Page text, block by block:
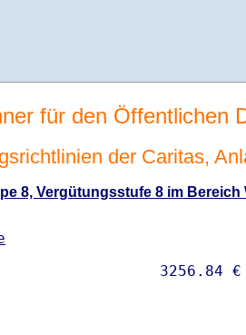
für den Öffentlichen
der Caritas,
8, Vergütungsstufe 8 im Bereich